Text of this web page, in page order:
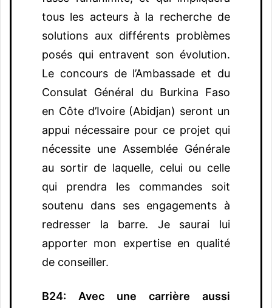
tous les acteurs à la recherche de
solutions aux différents problèmes
posés qui entravent son évolution.
Le concours de l’Ambassade et du
Consulat Général du Burkina Faso
en Côte d’Ivoire (Abidjan) seront un
appui nécessaire pour ce projet qui
nécessite une Assemblée Générale
au sortir de laquelle, celui ou celle
qui prendra les commandes soit
soutenu dans ses engagements à
redresser la barre. Je saurai lui
apporter mon expertise en qualité
de conseiller.
B24: Avec une carrière aussi